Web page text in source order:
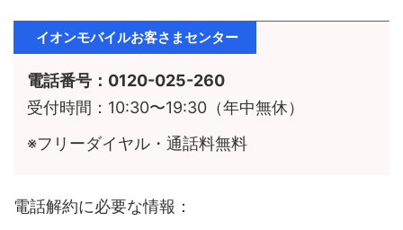
イオンモバイルお客さまセンター
電話番号：0120-025-260
受付時間：10:30〜19:30（年中無休）
※フリーダイヤル・通話料無料
電話解約に必要な情報：